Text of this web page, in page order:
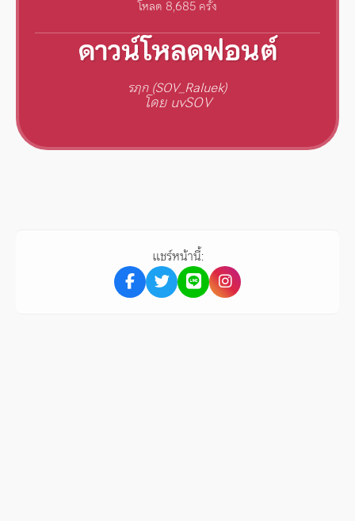
โหลด 8,685 ครั้ง
ดาวน์โหลดฟอนต์
รฦก (SOV_Raluek)
โดย uvSOV
แชร์หน้านี้: